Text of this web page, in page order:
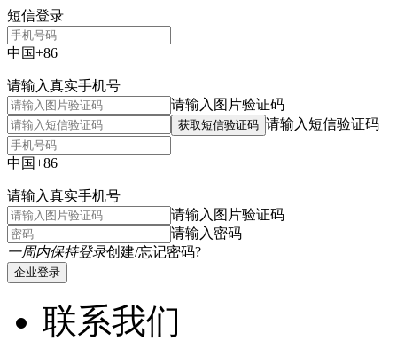
短信登录
中国+86
请输入真实手机号
请输入图片验证码
获取短信验证码 请输入短信验证码
中国+86
请输入真实手机号
请输入图片验证码
请输入密码
一周内保持登录创建/忘记密码?
企业登录
联系我们